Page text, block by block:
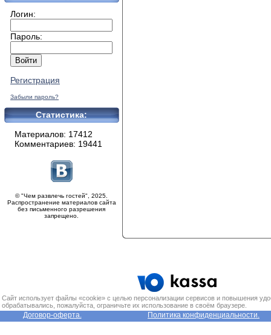
Логин:
Пароль:
Регистрация
Забыли пароль?
Статистика:
Материалов: 17412
Комментариев: 19441
© "Чем развлечь гостей", 2025.
Распространение материалов сайта
без письменного разрешения
запрещено.
Сайт использует файлы «cookie» с целью персонализации сервисов и повышения
обрабатывались, пожалуйста, ограничьте их использование в своём браузере.
Договор-оферта. Политика конфиденциальности.